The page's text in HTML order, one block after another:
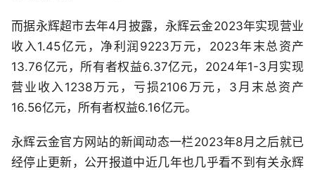
而据永辉超市去年4月披露，永辉云金2023年实现营业
收入1.45亿元，净利润9223万元，2023年末总资产
13.76亿元，所有者权益6.37亿元，2024年1-3月实现
营业收入1238万元，亏损2106万元，3月末总资产
16.56亿元，所有者权益6.16亿元。
永辉云金官方网站的新闻动态一栏2023年8月之后就已
经停止更新，公开报道中近几年也几乎看不到有关永辉